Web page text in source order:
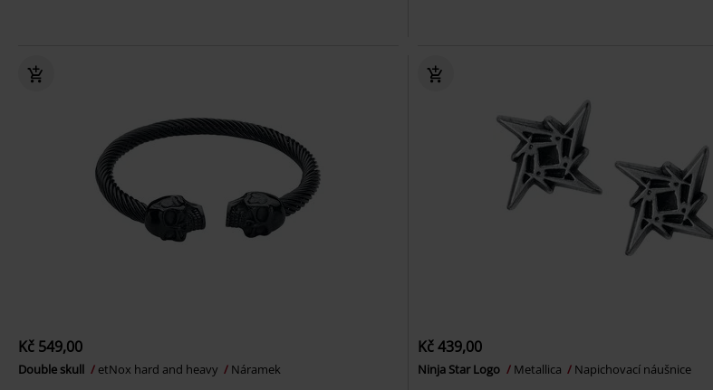
Kč 549,00
Double skull etNox hard and heavy Náramek
Kč 439,00
Ninja Star Logo Metallica Napichovací náušnice